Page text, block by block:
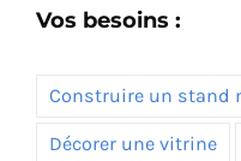
Vos besoins :
Construire un stand
Décorer une vitrine